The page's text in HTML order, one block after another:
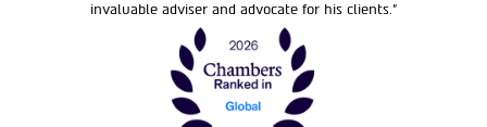
invaluable adviser and advocate for his clients."